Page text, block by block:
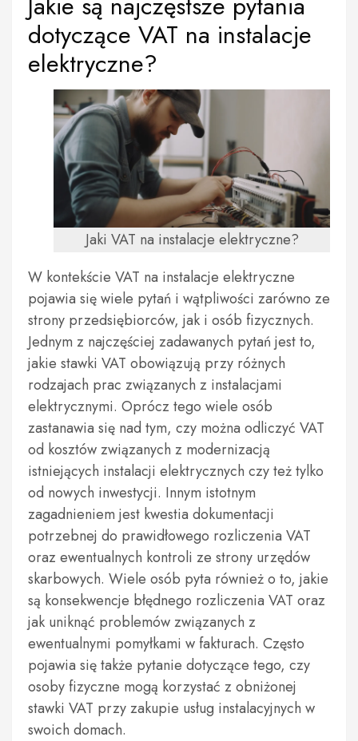
dotyczące VAT na instalacje
elektryczne?
Jaki VAT na instalacje elektryczne?
W kontekście VAT na instalacje elektryczne
pojawia się wiele pytań i wątpliwości zarówno ze
strony przedsiębiorców, jak i osób fizycznych.
Jednym z najczęściej zadawanych pytań jest to,
jakie stawki VAT obowiązują przy różnych
rodzajach prac związanych z instalacjami
elektrycznymi. Oprócz tego wiele osób
zastanawia się nad tym, czy można odliczyć VAT
od kosztów związanych z modernizacją
istniejących instalacji elektrycznych czy też tylko
od nowych inwestycji. Innym istotnym
zagadnieniem jest kwestia dokumentacji
potrzebnej do prawidłowego rozliczenia VAT
oraz ewentualnych kontroli ze strony urzędów
skarbowych. Wiele osób pyta również o to, jakie
są konsekwencje błędnego rozliczenia VAT oraz
jak uniknąć problemów związanych z
ewentualnymi pomyłkami w fakturach. Często
pojawia się także pytanie dotyczące tego, czy
osoby fizyczne mogą korzystać z obniżonej
stawki VAT przy zakupie usług instalacyjnych w
swoich domach.